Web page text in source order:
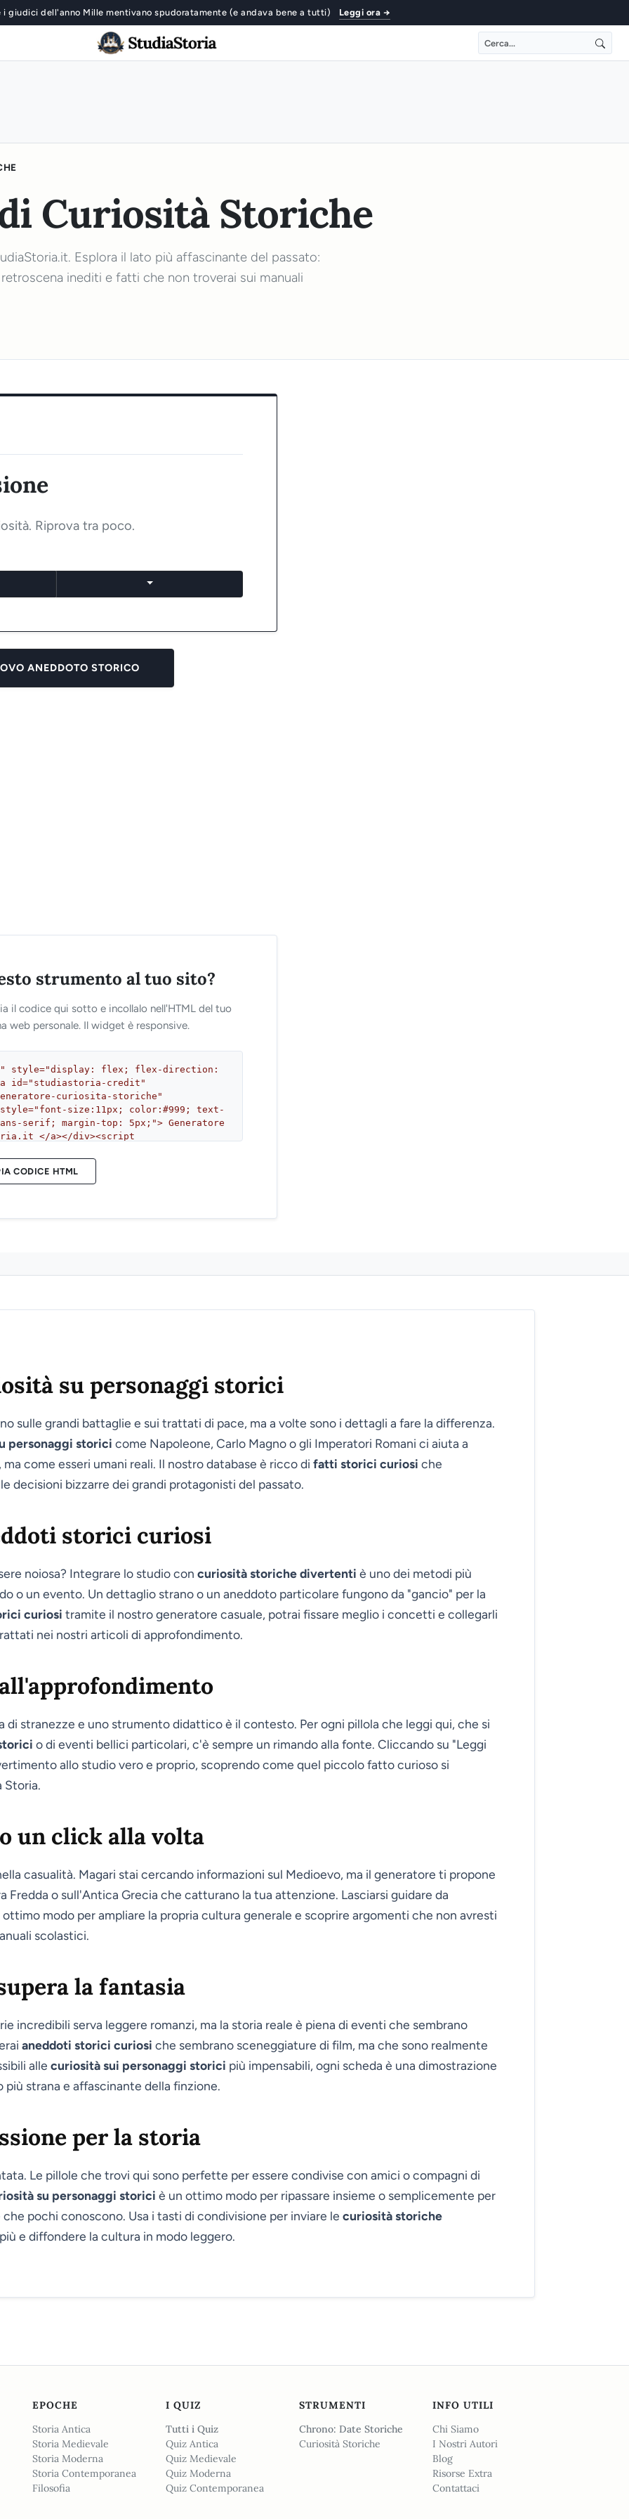
i giudici dell'anno Mille mentivano spudoratamente (e andava bene a tutti) Leggi ora →
Curiosità Storiche
Esplora il lato più affascinante del passato:
retroscena inediti e fatti che non troverai sui manuali
Riprova tra poco.
Mostra opzioni
ANEDDOTO STORICO
strumento al tuo sito?
il codice qui sotto e incollalo nell'HTML del tuo
web personale. Il widget è responsive.
CODICE HTML
su personaggi storici
sulle grandi battaglie e sui trattati di pace, ma a volte sono i dettagli a fare la differenza.
personaggi storici come Napoleone, Carlo Magno o gli Imperatori Romani ci aiuta a
come esseri umani reali. Il nostro database è ricco di fatti storici curiosi che
decisioni bizzarre dei grandi protagonisti del passato.
storici curiosi
noiosa? Integrare lo studio con curiosità storiche divertenti è uno dei metodi più
o un evento. Un dettaglio strano o un aneddoto particolare fungono da "gancio" per la
curiosi tramite il nostro generatore casuale, potrai fissare meglio i concetti e collegarli
nei nostri articoli di approfondimento.
di stranezze e uno strumento didattico è il contesto. Per ogni pillola che leggi qui, che si
o di eventi bellici particolari, c'è sempre un rimando alla fonte. Cliccando su "Leggi
allo studio vero e proprio, scoprendo come quel piccolo fatto curioso si
Storia.
un click alla volta
casualità. Magari stai cercando informazioni sul Medioevo, ma il generatore ti propone
Fredda o sull'Antica Grecia che catturano la tua attenzione. Lasciarsi guidare da
ottimo modo per ampliare la propria cultura generale e scoprire argomenti che non avresti
scolastici.
la fantasia
incredibili serva leggere romanzi, ma la storia reale è piena di eventi che sembrano
aneddoti storici curiosi che sembrano sceneggiature di film, ma che sono realmente
alle curiosità sui personaggi storici più impensabili, ogni scheda è una dimostrazione
più strana e affascinante della finzione.
per la storia
Le pillole che trovi qui sono perfette per essere condivise con amici o compagni di
su personaggi storici è un ottimo modo per ripassare insieme o semplicemente per
pochi conoscono. Usa i tasti di condivisione per inviare le curiosità storiche
e diffondere la cultura in modo leggero.
EPOCHE
Storia Antica
Storia Medievale
Storia Moderna
Storia Contemporanea
Filosofia
I QUIZ
Tutti i Quiz
Quiz Antica
Quiz Medievale
Quiz Moderna
Quiz Contemporanea
STRUMENTI
Chrono: Date Storiche
Curiosità Storiche
INFO UTILI
Chi Siamo
I Nostri Autori
Blog
Risorse Extra
Contattaci